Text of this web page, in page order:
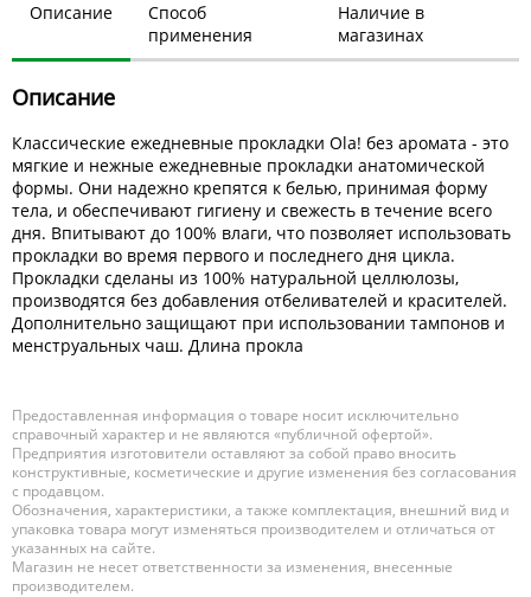
Описание
Способ
применения
Наличие в
магазинах
Описание
Классические ежедневные прокладки Ola! без аромата - это
мягкие и нежные ежедневные прокладки анатомической
формы. Они надежно крепятся к белью, принимая форму
тела, и обеспечивают гигиену и свежесть в течение всего
дня. Впитывают до 100% влаги, что позволяет использовать
прокладки во время первого и последнего дня цикла.
Прокладки сделаны из 100% натуральной целлюлозы,
производятся без добавления отбеливателей и красителей.
Дополнительно защищают при использовании тампонов и
менструальных чаш. Длина прокла
Предоставленная информация о товаре носит исключительно
справочный характер и не являются «публичной офертой».
Предприятия изготовители оставляют за собой право вносить
конструктивные, косметические и другие изменения без согласования
с продавцом.
Обозначения, характеристики, а также комплектация, внешний вид и
упаковка товара могут изменяться производителем и отличаться от
указанных на сайте.
Магазин не несет ответственности за изменения, внесенные
производителем.